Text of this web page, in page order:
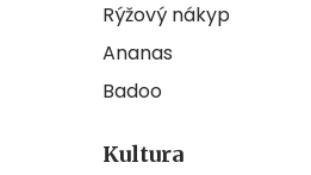
Rýžový nákyp
Ananas
Badoo
Kultura